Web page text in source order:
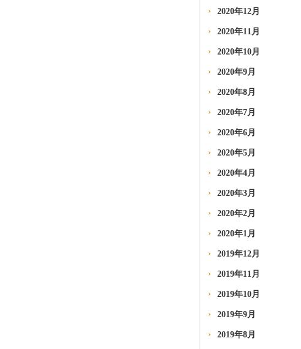
2020年12月
2020年11月
2020年10月
2020年9月
2020年8月
2020年7月
2020年6月
2020年5月
2020年4月
2020年3月
2020年2月
2020年1月
2019年12月
2019年11月
2019年10月
2019年9月
2019年8月